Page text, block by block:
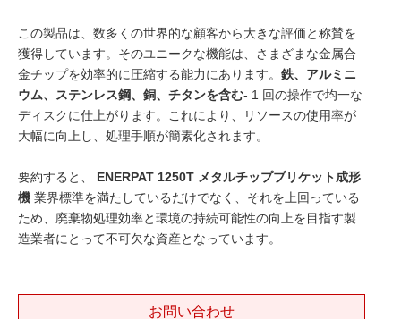
この製品は、数多くの世界的な顧客から大きな評価と称賛を
獲得しています。そのユニークな機能は、さまざまな金属合
金チップを効率的に圧縮する能力にあります。 鉄、アルミニ
ウム、ステンレス鋼、銅、チタンを含む- 1 回の操作で均一な
ディスクに仕上がります。これにより、リソースの使用率が
大幅に向上し、処理手順が簡素化されます。
要約すると、
ENERPAT 1250T メタルチップブリケット成形
機 業界標準を満たしているだけでなく、それを上回っている
ため、廃棄物処理効率と環境の持続可能性の向上を目指す製
造業者にとって不可欠な資産となっています。
お問い合わせ